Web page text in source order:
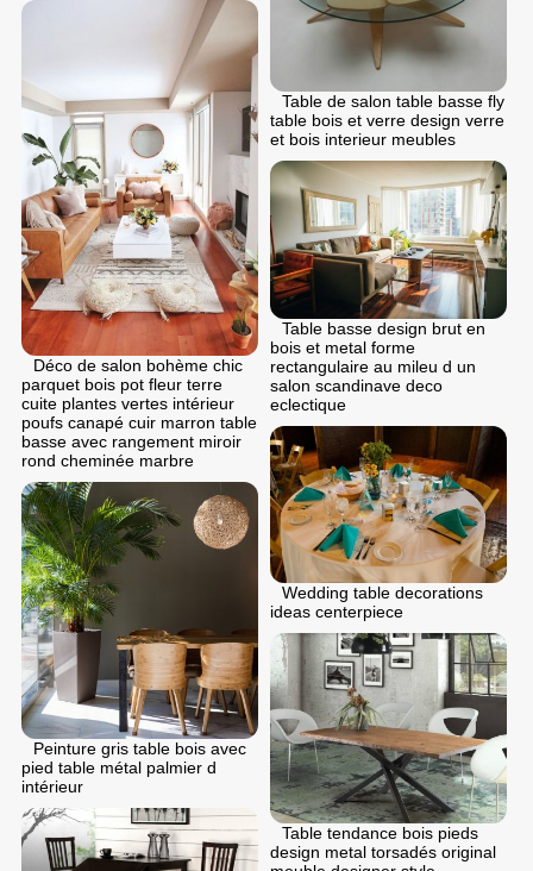
Table de salon table basse fly
table bois et verre design verre
et bois interieur meubles
Déco de salon bohème chic
parquet bois pot fleur terre
cuite plantes vertes intérieur
poufs canapé cuir marron table
basse avec rangement miroir
rond cheminée marbre
Table basse design brut en
bois et metal forme
rectangulaire au mileu d un
salon scandinave deco
eclectique
Wedding table decorations
ideas centerpiece
Peinture gris table bois avec
pied table métal palmier d
intérieur
Table tendance bois pieds
design metal torsadés original